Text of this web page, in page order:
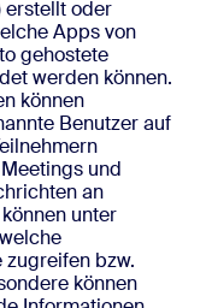
erstellt oder
Apps von
gehostete
werden können.
können
Benutzer auf
und
an
unter
bzw.
können